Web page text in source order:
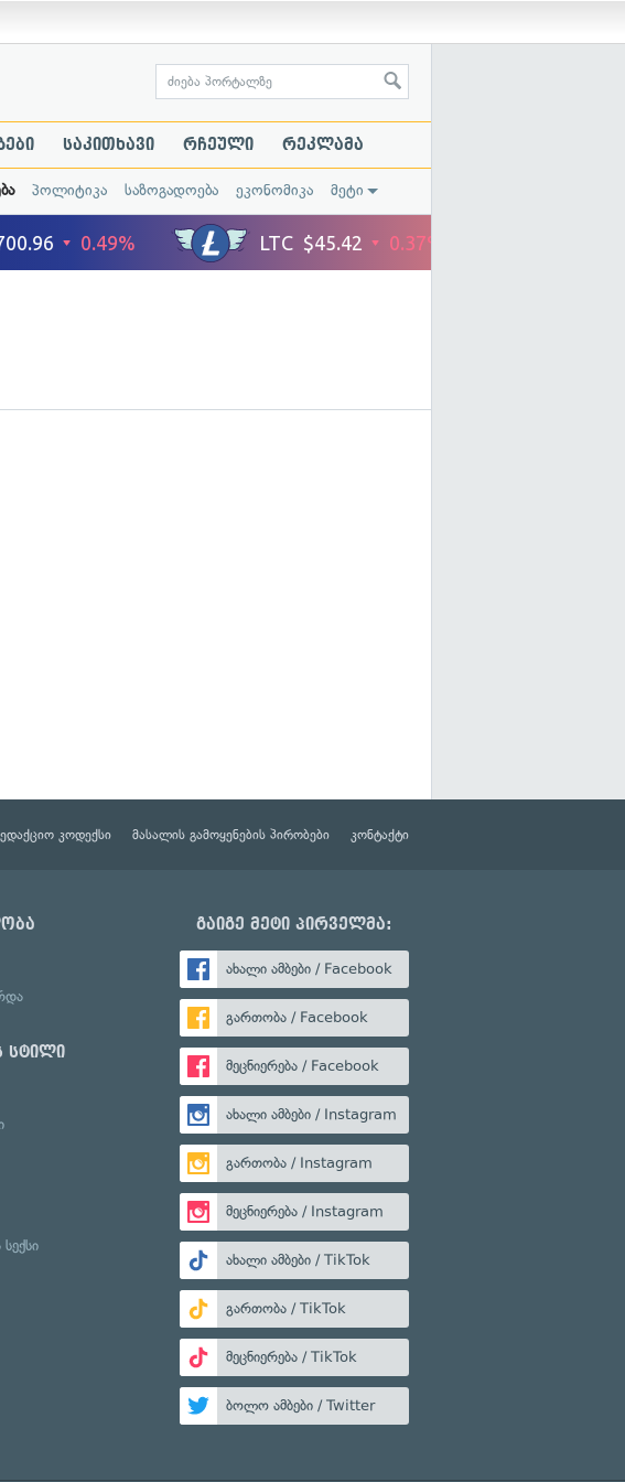
საკითხავი რჩეული რეკლამა
პოლიტიკა საზოგადოება ეკონომიკა მეტი
კოდექსი მასალის გამოყენების პირობები კონტაქტი
სტილი
გაიგე მეტი პირველმა:
ახალი ამბები / Facebook
გართობა / Facebook
მეცნიერება / Facebook
ახალი ამბები / Instagram
გართობა / Instagram
მეცნიერება / Instagram
ახალი ამბები / TikTok
გართობა / TikTok
მეცნიერება / TikTok
ბოლო ამბები / Twitter